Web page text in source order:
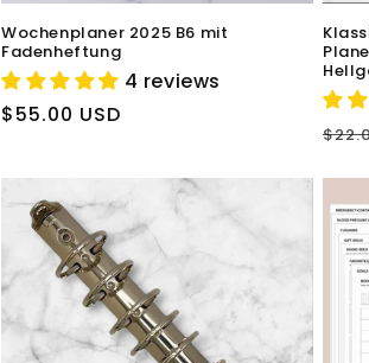
Wochenplaner 2025 B6 mit
Fadenheftung
4 reviews
Normaler
$55.00 USD